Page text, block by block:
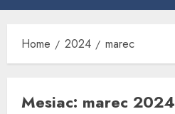
Menu
Home 2024 marec
Mesiac: marec 2024